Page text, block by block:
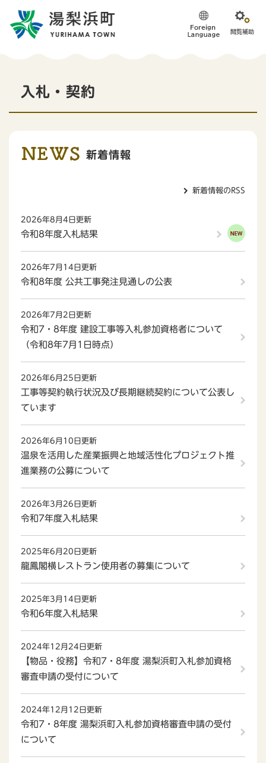
入札・契約
新着情報
2026年8月4日更新
令和8年度入札結果
2026年7月14日更新
令和8年度 公共工事発注見通しの公表
2026年7月2日更新
令和7・8年度 建設工事等入札参加資格者について
（令和8年7月1日時点）
2026年6月25日更新
工事等契約執行状況及び長期継続契約について公表し
ています
2026年6月10日更新
温泉を活用した産業振興と地域活性化プロジェクト推
進業務の公募について
2026年3月26日更新
令和7年度入札結果
2025年6月20日更新
龍鳳閣横レストラン使用者の募集について
2025年3月14日更新
令和6年度入札結果
2024年12月24日更新
【物品・役務】令和7・8年度 湯梨浜町入札参加資格
審査申請の受付について
2024年12月12日更新
令和7・8年度 湯梨浜町入札参加資格審査申請の受付
について
新着情報のRSS